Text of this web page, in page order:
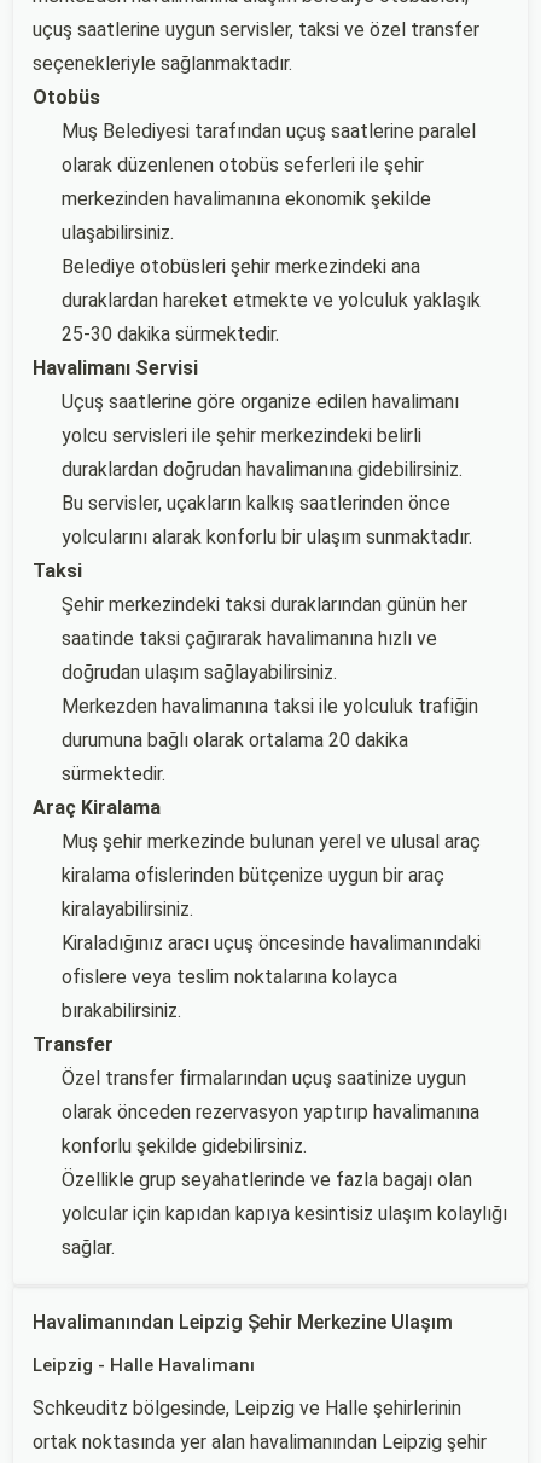
uçuş saatlerine uygun servisler, taksi ve özel transfer
seçenekleriyle sağlanmaktadır.
Otobüs
Muş Belediyesi tarafından uçuş saatlerine paralel
olarak düzenlenen otobüs seferleri ile şehir
merkezinden havalimanına ekonomik şekilde
ulaşabilirsiniz.
Belediye otobüsleri şehir merkezindeki ana
duraklardan hareket etmekte ve yolculuk yaklaşık
25-30 dakika sürmektedir.
Havalimanı Servisi
Uçuş saatlerine göre organize edilen havalimanı
yolcu servisleri ile şehir merkezindeki belirli
duraklardan doğrudan havalimanına gidebilirsiniz.
Bu servisler, uçakların kalkış saatlerinden önce
yolcularını alarak konforlu bir ulaşım sunmaktadır.
Taksi
Şehir merkezindeki taksi duraklarından günün her
saatinde taksi çağırarak havalimanına hızlı ve
doğrudan ulaşım sağlayabilirsiniz.
Merkezden havalimanına taksi ile yolculuk trafiğin
durumuna bağlı olarak ortalama 20 dakika
sürmektedir.
Araç Kiralama
Muş şehir merkezinde bulunan yerel ve ulusal araç
kiralama ofislerinden bütçenize uygun bir araç
kiralayabilirsiniz.
Kiraladığınız aracı uçuş öncesinde havalimanındaki
ofislere veya teslim noktalarına kolayca
bırakabilirsiniz.
Transfer
Özel transfer firmalarından uçuş saatinize uygun
olarak önceden rezervasyon yaptırıp havalimanına
konforlu şekilde gidebilirsiniz.
Özellikle grup seyahatlerinde ve fazla bagajı olan
yolcular için kapıdan kapıya kesintisiz ulaşım kolaylığı
sağlar.
Havalimanından Leipzig Şehir Merkezine Ulaşım
Leipzig - Halle Havalimanı
Schkeuditz bölgesinde, Leipzig ve Halle şehirlerinin
ortak noktasında yer alan havalimanından Leipzig şehir